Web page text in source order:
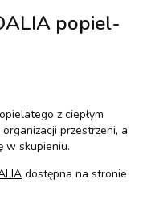
popiel-
z ciepłym
przestrzeni, a
w skupieniu.
dostępna na stronie